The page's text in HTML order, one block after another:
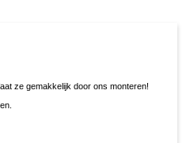
ze gemakkelijk door ons monteren!